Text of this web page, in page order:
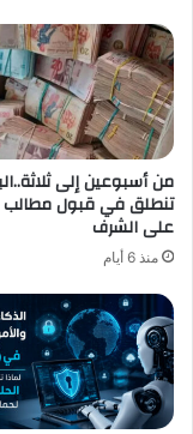
من أسبوعين إلى
تنطلق في قبول مطالب
على الشرف
منذ 6 أيام